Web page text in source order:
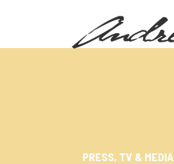
PRESS, TV & MEDIA